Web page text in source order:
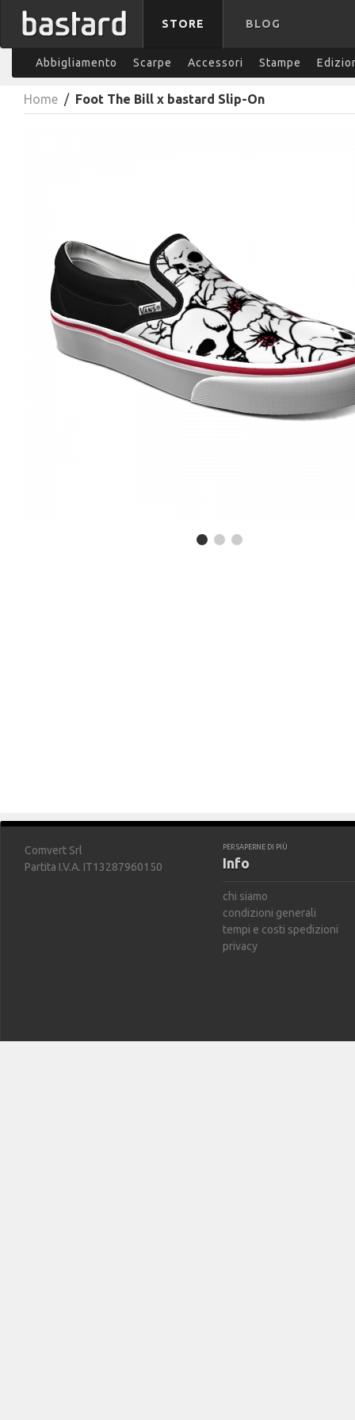
STORE BLOG
Abbigliamento Scarpe Accessori Stampe
Home / Foot The Bill x bastard Slip-On
Comvert Srl
Partita I.V.A. IT13287960150
PER SAPERNE DI PIÙ
Info
chi siamo
condizioni generali
tempi e costi spedizioni
privacy